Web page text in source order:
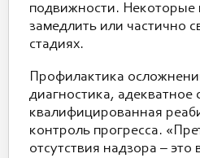
подвижности.
замедлить или частично
стадиях.
Профилактика
диагностика, адекватное
квалифицированная
контроль прогресса.
отсутствия надзора – это